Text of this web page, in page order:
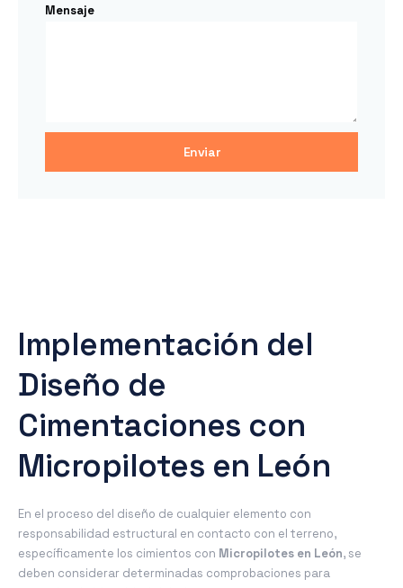
Mensaje
Enviar
Implementación del
Diseño de
Cimentaciones con
Micropilotes en León
En el proceso del diseño de cualquier elemento con
responsabilidad estructural en contacto con el terreno,
específicamente los cimientos con Micropilotes en León, se
deben considerar determinadas comprobaciones para